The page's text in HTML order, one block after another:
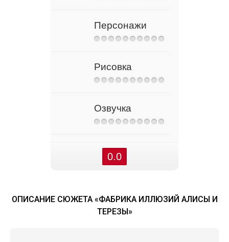
Персонажи
Рисовка
Озвучка
0.0
ОПИСАНИЕ СЮЖЕТА «ФАБРИКА ИЛЛЮЗИЙ АЛИСЫ И
ТЕРЕЗЫ»